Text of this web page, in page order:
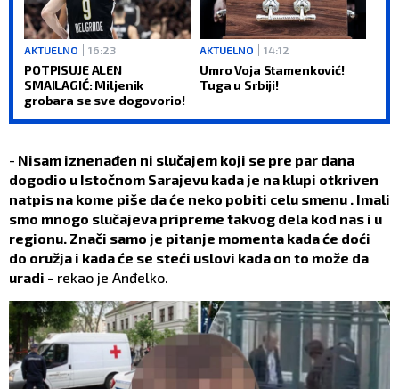
AKTUELNO 16:23
POTPISUJE ALEN
SMAILAGIĆ: Miljenik
grobara se sve dogovorio!
AKTUELNO 14:12
Umro Voja Stamenković!
Tuga u Srbiji!
- Nisam iznenađen ni slučajem koji se pre par dana
dogodio u Istočnom Sarajevu kada je na klupi otkriven
natpis na kome piše da će neko pobiti celu smenu . Imali
smo mnogo slučajeva pripreme takvog dela kod nas i u
regionu. Znači samo je pitanje momenta kada će doći
do oružja i kada će se steći uslovi kada on to može da
uradi - rekao je Anđelko.